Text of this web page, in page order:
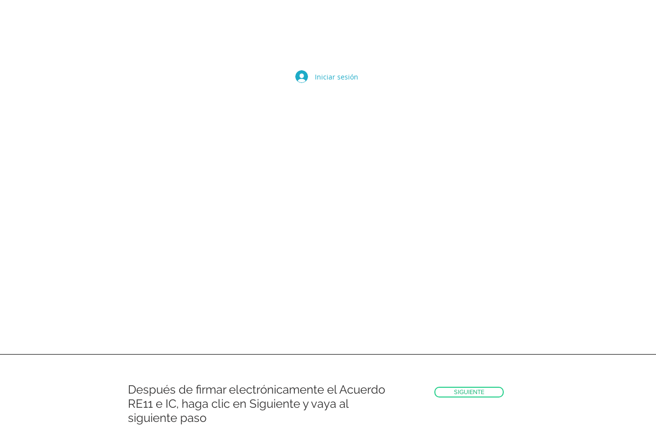
Iniciar sesión
Después de firmar electrónicamente el Acuerdo
RE11 e IC, haga clic en Siguiente y vaya al
siguiente paso
SIGUIENTE